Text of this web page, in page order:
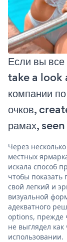
Если вы
take a look
компании
очков,
рамах,
Через
местных
искала способ
чтобы показать
свой легкий и
визуальной
адекватного
options, прежде
не выглядел
использовании.